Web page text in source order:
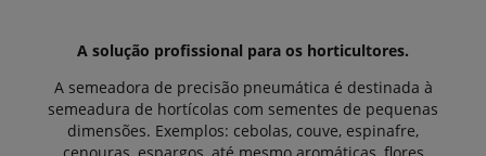
A solução profissional para os horticultores.
A semeadora de precisão pneumática é destinada à
semeadura de hortícolas com sementes de pequenas
dimensões. Exemplos: cebolas, couve, espinafre,